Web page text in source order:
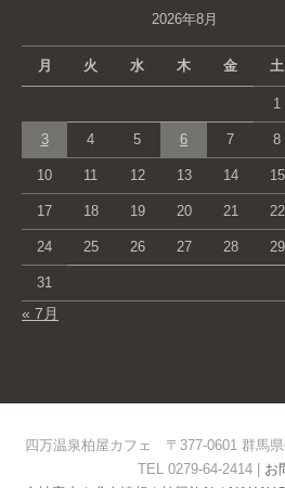
2026年8月
月 火 水 木 金 土
1
3 4 5 6 7 8
10 11 12 13 14 15
17 18 19 20 21 22
24 25 26 27 28 29
31
« 7月
四万温泉柏屋カフェ 〒377-0601 群馬
TEL 0279-64-2414 | お